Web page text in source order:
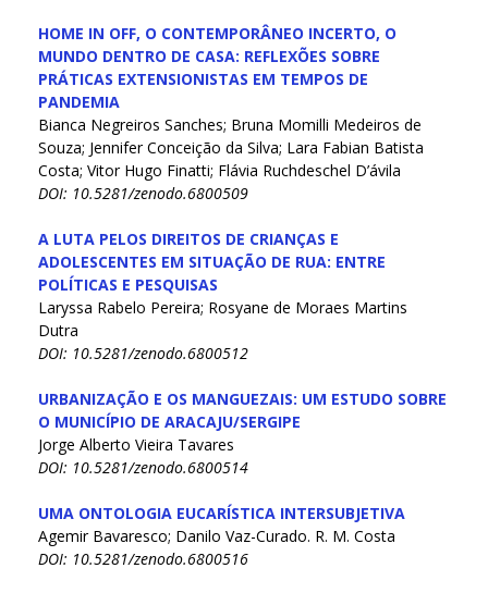
HOME IN OFF, O CONTEMPORÂNEO INCERTO, O
MUNDO DENTRO DE CASA: REFLEXÕES SOBRE
PRÁTICAS EXTENSIONISTAS EM TEMPOS DE
PANDEMIA
Bianca Negreiros Sanches; Bruna Momilli Medeiros de
Souza; Jennifer Conceição da Silva; Lara Fabian Batista
Costa; Vitor Hugo Finatti; Flávia Ruchdeschel D’ávila
DOI: 10.5281/zenodo.6800509
A LUTA PELOS DIREITOS DE CRIANÇAS E
ADOLESCENTES EM SITUAÇÃO DE RUA: ENTRE
POLÍTICAS E PESQUISAS
Laryssa Rabelo Pereira; Rosyane de Moraes Martins
Dutra
DOI: 10.5281/zenodo.6800512
URBANIZAÇÃO E OS MANGUEZAIS: UM ESTUDO SOBRE
O MUNICÍPIO DE ARACAJU/SERGIPE
Jorge Alberto Vieira Tavares
DOI: 10.5281/zenodo.6800514
UMA ONTOLOGIA EUCARÍSTICA INTERSUBJETIVA
Agemir Bavaresco; Danilo Vaz-Curado. R. M. Costa
DOI: 10.5281/zenodo.6800516